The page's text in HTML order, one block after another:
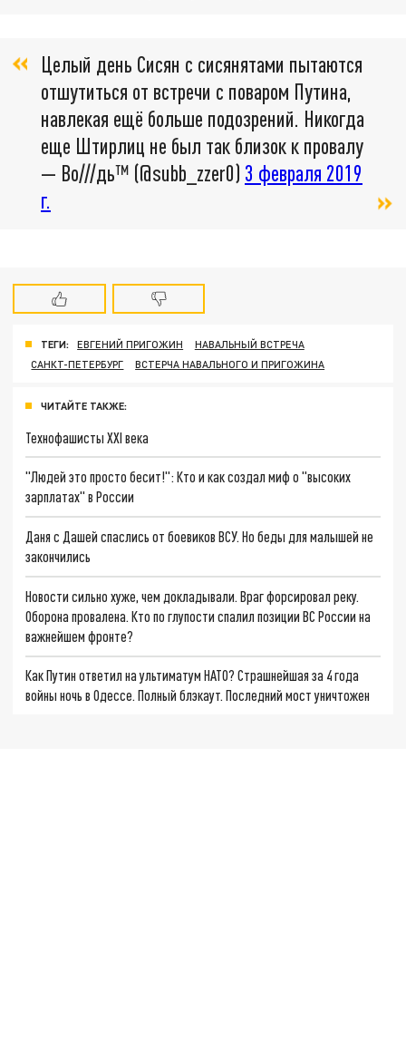
Целый день Сисян с сисянятами пытаются
отшутиться от встречи с поваром Путина,
навлекая ещё больше подозрений. Никогда
еще Штирлиц не был так близок к провалу
— Во///дь™ (@subb_zzer0) 3 февраля 2019
г.
ТЕГИ: ЕВГЕНИЙ ПРИГОЖИН
НАВАЛЬНЫЙ ВСТРЕЧА
САНКТ-ПЕТЕРБУРГ
ВСТЕРЧА НАВАЛЬНОГО И ПРИГОЖИНА
ЧИТАЙТЕ ТАКЖЕ:
Технофашисты XXI века
"Людей это просто бесит!": Кто и как создал миф о "высоких
зарплатах" в России
Даня с Дашей спаслись от боевиков ВСУ. Но беды для малышей не
закончились
Новости сильно хуже, чем докладывали. Враг форсировал реку.
Оборона провалена. Кто по глупости спалил позиции ВС России на
важнейшем фронте?
Как Путин ответил на ультиматум НАТО? Страшнейшая за 4 года
войны ночь в Одессе. Полный блэкаут. Последний мост уничтожен